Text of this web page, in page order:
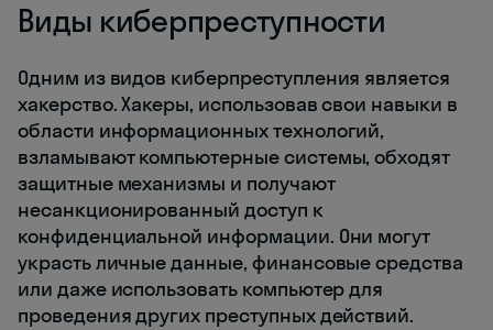
Виды киберпреступности
Одним из видов киберпреступления является
хакерство. Хакеры, использовав свои навыки в
области информационных технологий,
взламывают компьютерные системы, обходят
защитные механизмы и получают
несанкционированный доступ к
конфиденциальной информации. Они могут
украсть личные данные, финансовые средства
или даже использовать компьютер для
проведения других преступных действий.